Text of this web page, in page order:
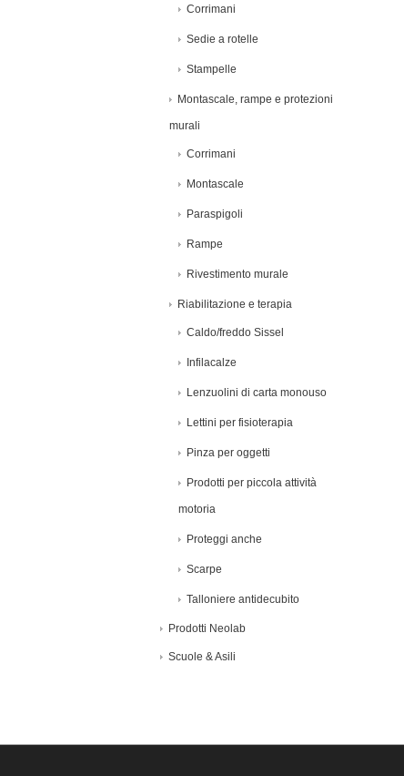
Corrimani
Sedie a rotelle
Stampelle
Montascale, rampe e protezioni
murali
Corrimani
Montascale
Paraspigoli
Rampe
Rivestimento murale
Riabilitazione e terapia
Caldo/freddo Sissel
Infilacalze
Lenzuolini di carta monouso
Lettini per fisioterapia
Pinza per oggetti
Prodotti per piccola attività
motoria
Proteggi anche
Scarpe
Talloniere antidecubito
Prodotti Neolab
Scuole & Asili